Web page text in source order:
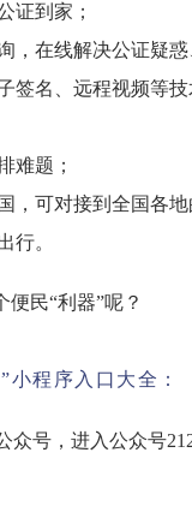
证到家；
，在线解决公证疑惑
签名、远程视频等
难题；
，可对接到全国各
行。
民“利器”呢？
小程序入口大全：
号，进入公众号